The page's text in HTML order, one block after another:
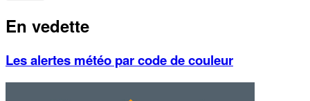
En vedette
Les alertes météo par code de couleur